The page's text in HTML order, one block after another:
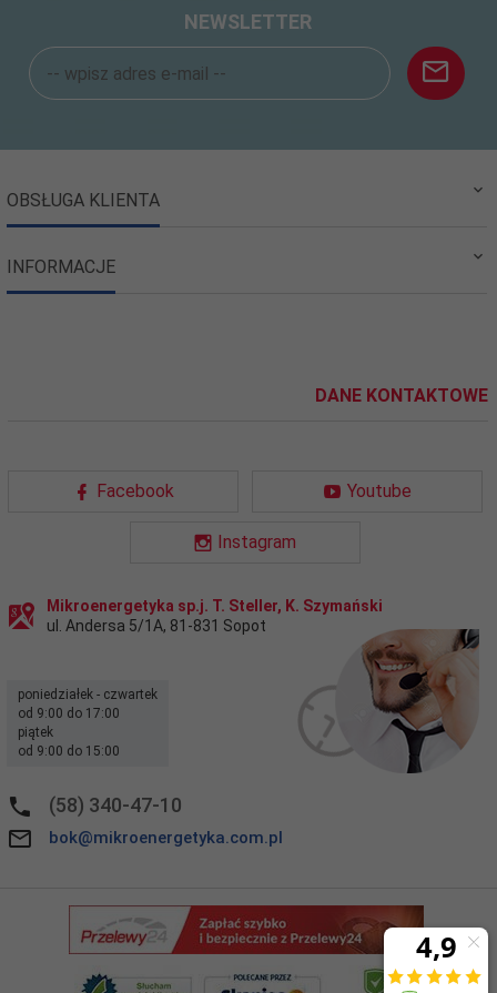
NEWSLETTER
OBSŁUGA KLIENTA
INFORMACJE
DANE KONTAKTOWE
Facebook Youtube
Instagram
Mikroenergetyka sp.j. T. Steller, K. Szymański
ul. Andersa 5/1A, 81-831 Sopot
poniedziałek - czwartek
od 9:00 do 17:00
piątek
od 9:00 do 15:00
(58) 340-47-10
bok@mikroenergetyka.com.pl